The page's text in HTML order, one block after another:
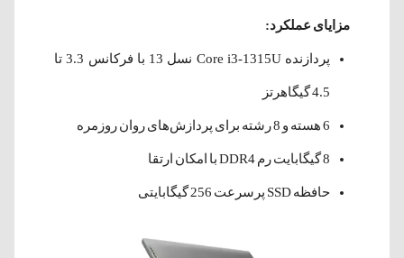
مزایای عملکرد:
پردازنده Core i3-1315U نسل 13 با فرکانس 3.3 تا
4.5 گیگاهرتز
6 هسته و 8 رشته برای پردازش‌های روان روزمره
8 گیگابایت رم DDR4 با امکان ارتقا
حافظه SSD پرسرعت 256 گیگابایتی